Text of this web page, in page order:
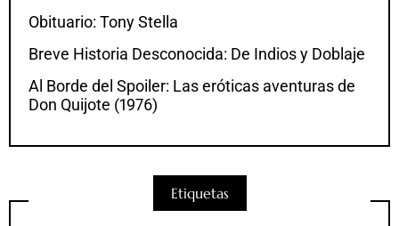
Obituario: Tony Stella
Breve Historia Desconocida: De Indios y Doblaje
Al Borde del Spoiler: Las eróticas aventuras de
Don Quijote (1976)
Etiquetas